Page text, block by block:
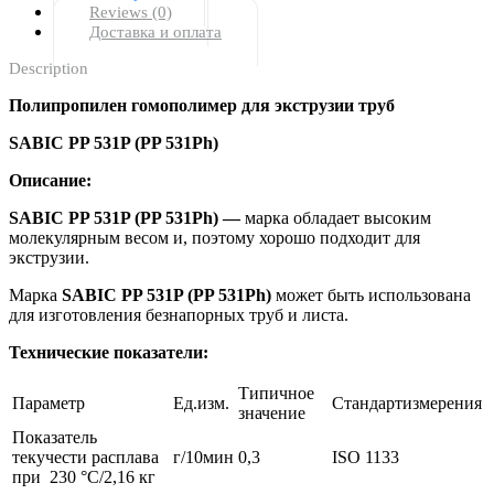
Reviews (0)
Доставка и оплата
Description
Полипропилен гомополимер для экструзии труб
SABIC PP 531P (PP 531Ph)
Описание:
SABIC PP 531P (PP 531Ph) —марка обладает высоким
молекулярным весом и, поэтому хорошо подходит для
экструзии.
Марка SABIC PP 531P (PP 531Ph) может быть использована
для изготовления безнапорных труб и листа.
Технические показатели:
Параметр Ед.изм.
Типичное
значение
Стандартизмерения
Показатель
текучести расплава
при 230 °С/2,16 кг
г/10мин 0,3 ISO 1133